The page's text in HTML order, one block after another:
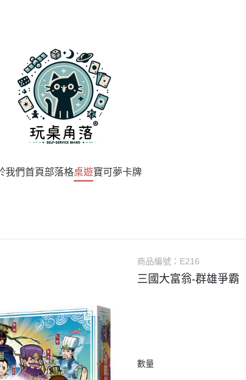
我們首頁部落格桌遊寶可夢卡牌
商品編號： E216
三國大富翁-群雄爭霸
數量